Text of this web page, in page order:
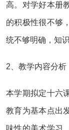
高。对学好本册
的积极性很不够
统不够明确，知
2、教学内容分析
本学期拟定十六
教育为基本点出
味性的美术学习